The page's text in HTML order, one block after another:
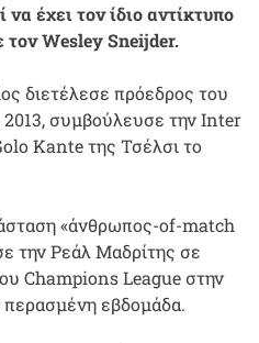
έχει τον ίδιο αντίκτυπο
Wesley Sneijder.
διετέλεσε πρόεδρος του
2013, συμβούλευσε την Inter
Kante της Τσέλσι το
«άνθρωπος-of-match
την Ρεάλ Μαδρίτης σε
Champions League στην
εβδομάδα.